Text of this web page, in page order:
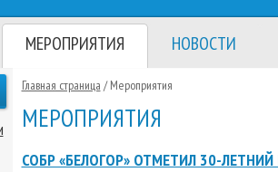
МЕРОПРИЯТИЯ НОВОСТИ
Главная страница /Мероприятия
МЕРОПРИЯТИЯ
СОБР «БЕЛОГОР» ОТМЕТИЛ 30-